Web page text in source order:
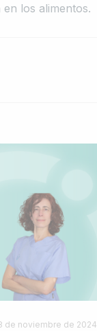
los alimentos.
de noviembre de 2024